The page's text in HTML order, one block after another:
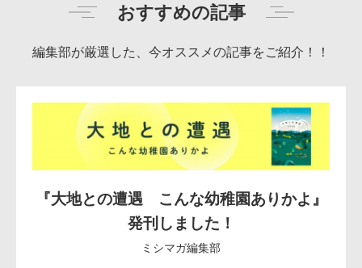
おすすめの記事
編集部が厳選した、今オススメの記事をご紹介！！
『大地との遭遇 こんな幼稚園ありかよ』
発刊しました！
ミシマガ編集部